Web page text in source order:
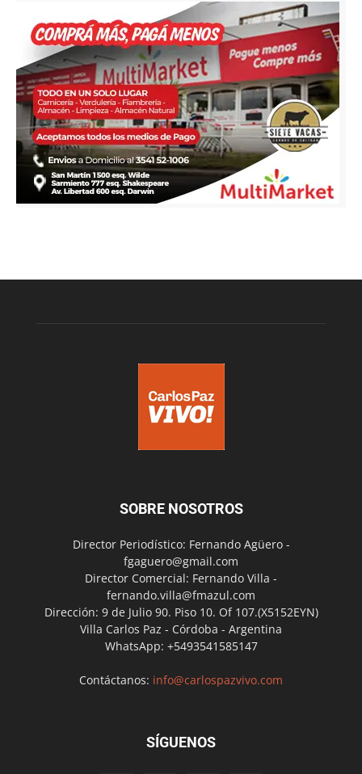
SOBRE NOSOTROS
Director Periodístico: Fernando Agüero -
fgaguero@gmail.com
Director Comercial: Fernando Villa -
fernando.villa@fmazul.com
Dirección: 9 de Julio 90. Piso 10. Of 107.(X5152EYN)
Villa Carlos Paz - Córdoba - Argentina
WhatsApp: +5493541585147
Contáctanos: info@carlospazvivo.com
SÍGUENOS